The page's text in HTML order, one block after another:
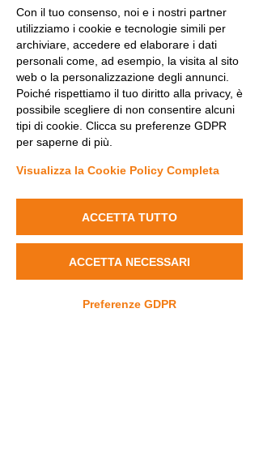
Gara di Golf e cena presso
Golf Club Folgaria,
organizzata da Camilla
Pergher :
il ricavato è stato devoluto a Dravet
Italia Onlus
13 Agosto 2013
13 Agosto 2014
Serate con cena benefica e
Asta presso ristorante l’Alpe
Con il tuo consenso, noi e i nostri partner
utilizziamo i cookie e tecnologie simili per
archiviare, accedere ed elaborare i dati
personali come, ad esempio, la visita al sito
web o la personalizzazione degli annunci.
Poiché rispettiamo il tuo diritto alla privacy, è
possibile scegliere di non consentire alcuni
tipi di cookie. Clicca su preferenze GDPR
per saperne di più.
Visualizza la Cookie Policy Completa
ACCETTA TUTTO
ACCETTA NECESSARI
Preferenze GDPR